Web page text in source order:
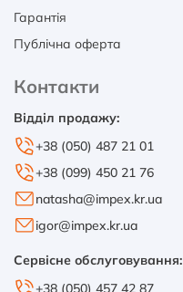
Гарантія
Публічна оферта
Контакти
Відділ продажу:
+38 (050) 487 21 01
+38 (099) 450 21 76
natasha@impex.kr.ua
igor@impex.kr.ua
Сервісне обслуговування:
+38 (050) 457 42 87